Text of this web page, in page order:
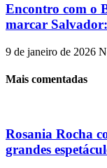
Encontro com o
marcar
9 de janeiro de 2026
Mais comentadas
Rosania Rocha
grandes